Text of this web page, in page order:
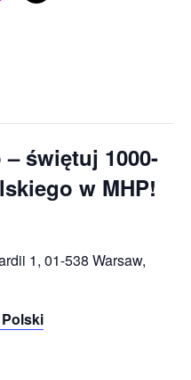
świętuj 1000-
w MHP!
1, 01-538 Warsaw,